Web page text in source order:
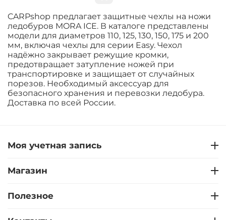
CARPshop предлагает защитные чехлы на ножи
ледобуров MORA ICE. В каталоге представлены
модели для диаметров 110, 125, 130, 150, 175 и 200
мм, включая чехлы для серии Easy. Чехол
надёжно закрывает режущие кромки,
предотвращает затупление ножей при
транспортировке и защищает от случайных
порезов. Необходимый аксессуар для
безопасного хранения и перевозки ледобура.
Доставка по всей России.
Моя учетная запись
Магазин
Полезное